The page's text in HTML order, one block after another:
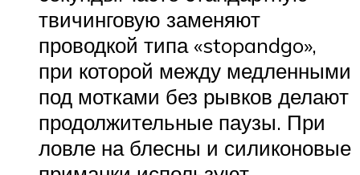
твичинговую заменяют
проводкой типа «stopandgo»,
при которой между медленными
под мотками без рывков делают
продолжительные паузы. При
ловле на блесны и силиконовые